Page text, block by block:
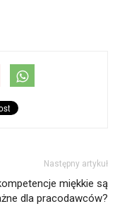
Następny artykuł
miękkie są
dla pracodawców?